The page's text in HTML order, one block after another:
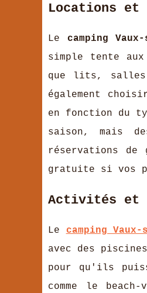
Locations
Le camping
simple tente
que lits, salles
également
en fonction du
saison, mais
réservations de
gratuite si vos
Activités et
Le camping
avec des
pour qu'ils
comme le